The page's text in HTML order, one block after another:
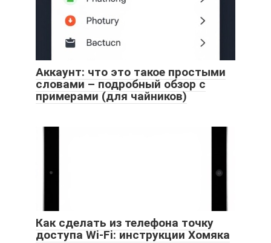
Аккаунт: что это такое простыми
словами – подробный обзор с
примерами (для чайников)
Как сделать из телефона точку
доступа Wi-Fi: инструкции Хомяка